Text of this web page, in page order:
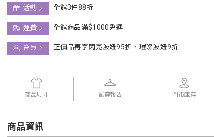
活動
全館3件88折
運費
全館商品滿$1000免運
會員
正價品再享閃亮波妞95折、璀璨波妞9折
商品尺寸 試穿報告 門市庫存
商品資訊